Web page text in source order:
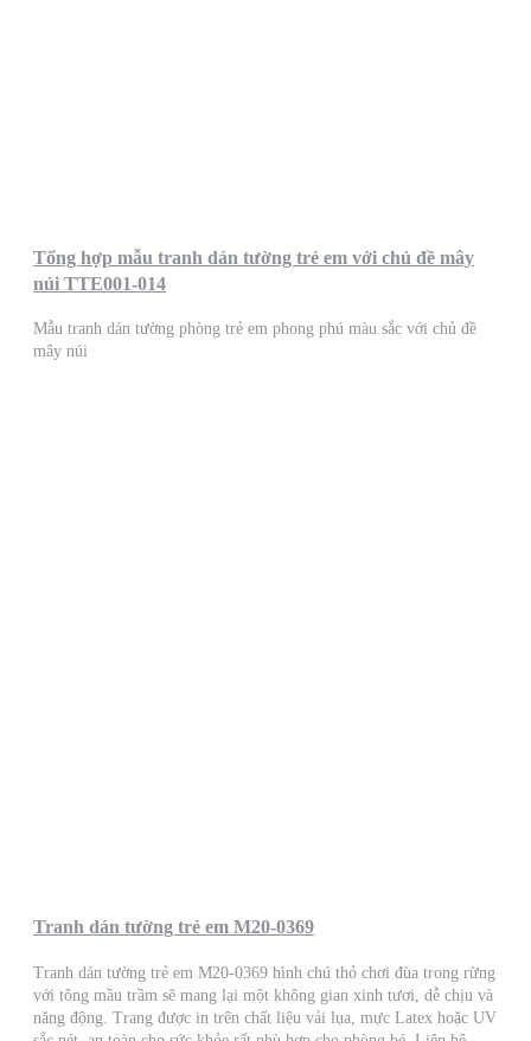
Tổng hợp mẫu tranh dán tường trẻ em với chủ đề mây
núi TTE001-014
Mẫu tranh dán tường phòng trẻ em phong phú màu sắc với chủ đề
mây núi
Tranh dán tường trẻ em M20-0369
Tranh dán tường trẻ em M20-0369 hình chú thỏ chơi đùa trong rừng
với tông mầu trầm sẽ mang lại một không gian xinh tươi, dễ chịu và
năng động. Trang được in trên chất liệu vải lụa, mực Latex hoặc UV